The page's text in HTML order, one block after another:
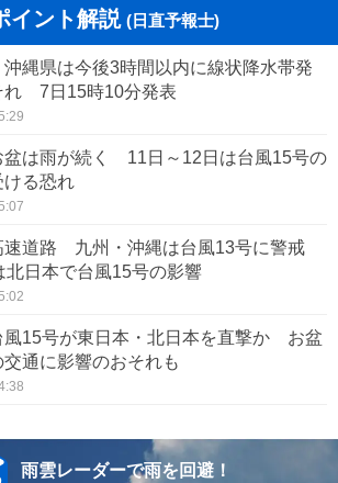
イント解説 (日直予報士)
沖縄県は今後3時間以内に線状降水帯発
れ 7日15時10分発表
盆は雨が続く 11日～12日は台風15号の
ける恐れ
速道路 九州・沖縄は台風13号に警戒
北日本で台風15号の影響
風15号が東日本・北日本を直撃か お盆
通に影響のおそれも
雨雲レーダーで雨を回避！